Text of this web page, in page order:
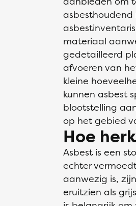
asbesthoudend
materiaal
gedetailleerd
afvoeren van
kleine
kunnen asbest
blootstelling
op het gebied
Hoe
Asbest is een
echter
aanwezig is,
eruitzien als